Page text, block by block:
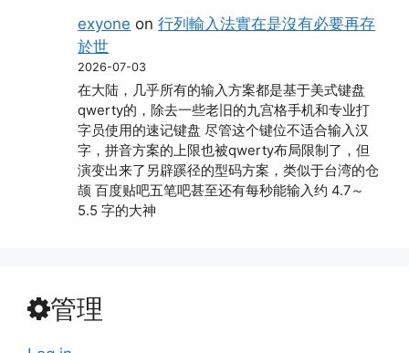
exyone on行列輸入法實在是沒有必要再存
於世
2026-07-03
在大陆，几乎所有的输入方案都是基于美式键盘
qwerty的，除去一些老旧的九宫格手机和专业打
字员使用的速记键盘 尽管这个键位不适合输入汉
字，拼音方案的上限也被qwerty布局限制了，但
演变出来了另辟蹊径的型码方案，类似于台湾的仓
颉 百度贴吧五笔吧甚至还有每秒能输入约 4.7～
5.5 字的大神
管理